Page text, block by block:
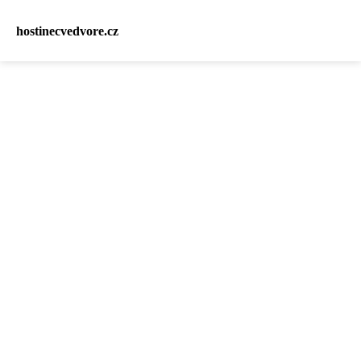
hostinecvedvore.cz